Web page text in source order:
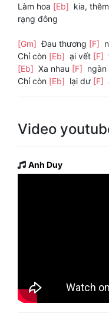
Làm hoa [Eb] kia,
rạng đông
[Gm] Đau thương [F]
Chỉ còn [Eb] ại vết [F]
[Eb] Xa nhau [F] ngàn
Chỉ còn [Eb] lại dư [F]
Video
Anh Duy